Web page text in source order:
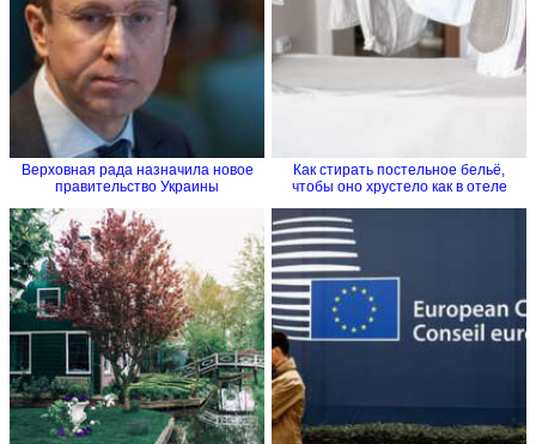
Верховная рада назначила новое
правительство Украины
Как стирать постельное бельё,
чтобы оно хрустело как в отеле